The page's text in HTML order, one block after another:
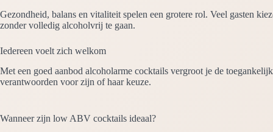
Gezondheid, balans en vitaliteit spelen een grotere rol. Veel gasten
zonder volledig alcoholvrij te gaan.
Iedereen voelt zich welkom
Met een goed aanbod alcoholarme cocktails vergroot je de
verantwoorden voor zijn of haar keuze.
Wanneer zijn low ABV cocktails ideaal?